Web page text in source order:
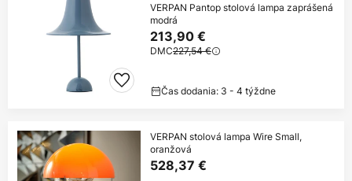
VERPAN Pantop stolová lampa zaprášená
modrá
213,90 €
DMC227,54 €
Čas dodania: 3 - 4 týždne
VERPAN stolová lampa Wire Small,
oranžová
528,37 €